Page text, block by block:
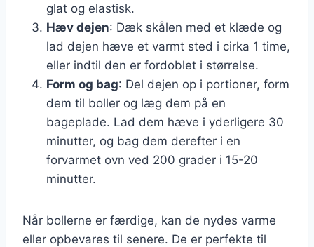
glat og elastisk.
Hæv dejen: Dæk skålen med et klæde og
lad dejen hæve et varmt sted i cirka 1 time,
eller indtil den er fordoblet i størrelse.
Form og bag: Del dejen op i portioner, form
dem til boller og læg dem på en
bageplade. Lad dem hæve i yderligere 30
minutter, og bag dem derefter i en
forvarmet ovn ved 200 grader i 15-20
minutter.
Når bollerne er færdige, kan de nydes varme
eller opbevares til senere. De er perfekte til